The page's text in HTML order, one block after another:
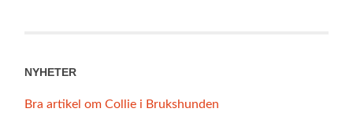
NYHETER
Bra artikel om Collie i Brukshunden